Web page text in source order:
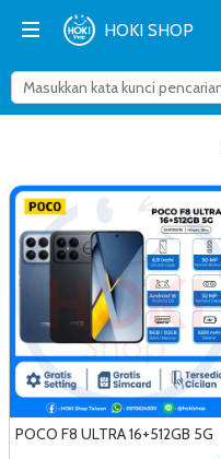
HOKI SHOP
POCO F8 ULTRA 16+512GB 5G